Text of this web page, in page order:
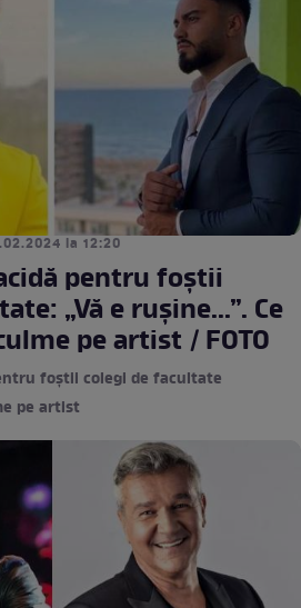
la 12:20
pentru foștii
„Vă e rușine...”. Ce
pe artist / FOTO
foștii colegi de facultate
pe artist